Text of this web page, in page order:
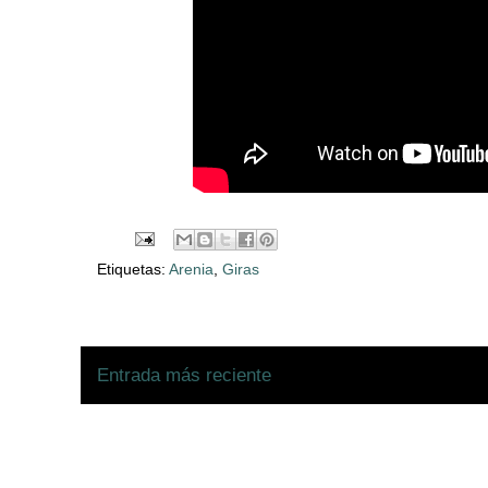
Etiquetas: Arenia, Giras
Entrada más reciente